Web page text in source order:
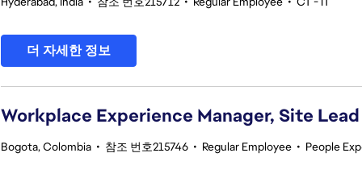
더 자세한 정보
Workplace Experience Manager, Site Lead
Bogota, Colombia • 참조 번호215746 • Regular Employee • People